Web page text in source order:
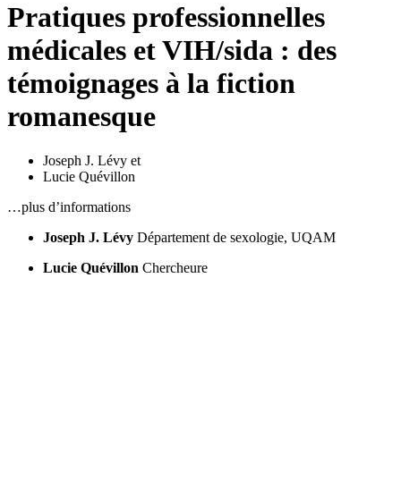
Pratiques professionnelles
médicales et VIH/sida : des
témoignages à la fiction
romanesque
Joseph J. Lévy et
Lucie Quévillon
…plus d’informations
Joseph J. Lévy Département de sexologie, UQAM
Lucie Quévillon Chercheure